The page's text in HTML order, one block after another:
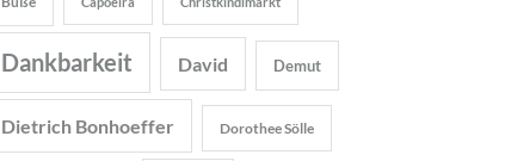
Dankbarkeit David Demut
Dietrich Bonhoeffer Dorothee Sölle